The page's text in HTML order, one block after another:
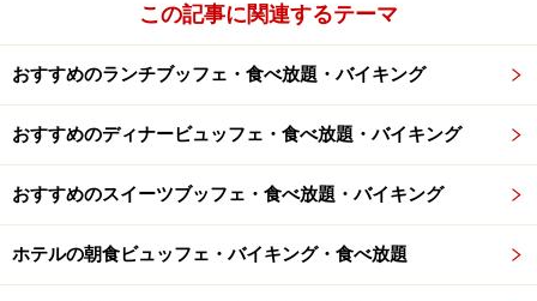
この記事に関連するテーマ
おすすめのランチブッフェ・食べ放題・バイキング
おすすめのディナービュッフェ・食べ放題・バイキング
おすすめのスイーツブッフェ・食べ放題・バイキング
ホテルの朝食ビュッフェ・バイキング・食べ放題